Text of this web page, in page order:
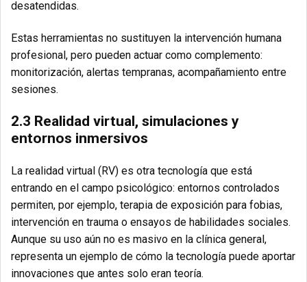
desatendidas.
Estas herramientas no sustituyen la intervención humana
profesional, pero pueden actuar como complemento:
monitorización, alertas tempranas, acompañamiento entre
sesiones.
2.3 Realidad virtual, simulaciones y
entornos inmersivos
La realidad virtual (RV) es otra tecnología que está
entrando en el campo psicológico: entornos controlados
permiten, por ejemplo, terapia de exposición para fobias,
intervención en trauma o ensayos de habilidades sociales.
Aunque su uso aún no es masivo en la clínica general,
representa un ejemplo de cómo la tecnología puede aportar
innovaciones que antes solo eran teoría.